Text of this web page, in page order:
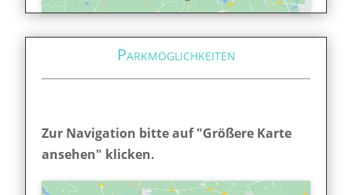
Parkmöglichkeiten
Zur Navigation bitte auf "Größere Karte
ansehen" klicken.